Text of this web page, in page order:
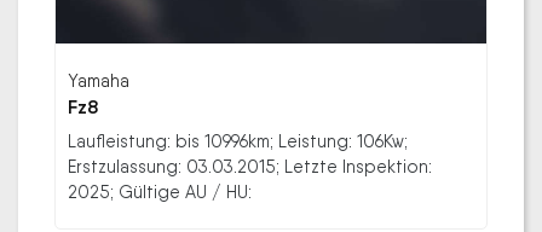
Yamaha
Fz8
Laufleistung: bis 10996km; Leistung: 106Kw;
Erstzulassung: 03.03.2015; Letzte Inspektion:
2025; Gültige AU / HU: